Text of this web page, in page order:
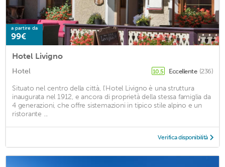
a partire da
99€
Hotel Livigno
Hotel 10,5 Eccellente (236)
Situato nel centro della città, l'Hotel Livigno è una struttura
inaugurata nel 1912, e ancora di proprietà della stessa famiglia da
4 generazioni, che offre sistemazioni in tipico stile alpino e un
ristorante ...
Verifica disponibilità